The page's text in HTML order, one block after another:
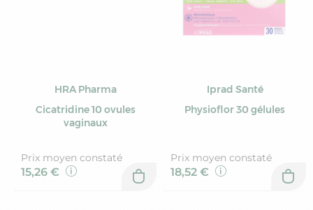
HRA Pharma
Cicatridine 10 ovules
vaginaux
Prix moyen constaté
15,26 €
Iprad Santé
Physioflor 30 gélules
Prix moyen constaté
18,52 €